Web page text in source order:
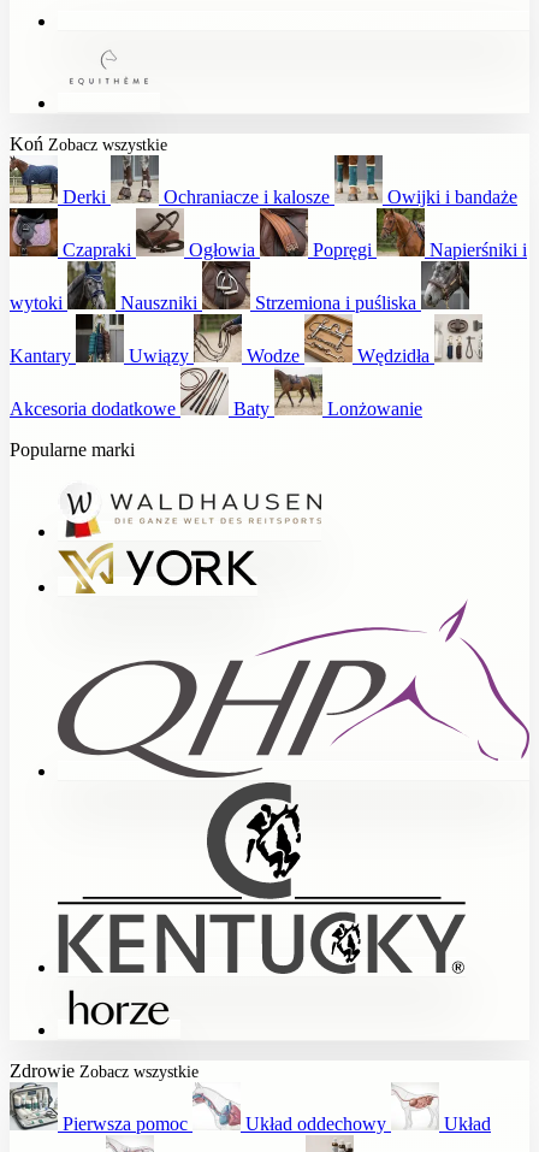
Koń Zobacz wszystkie
Derki Ochraniacze i kalosze Owijki i bandaże
Czapraki Ogłowia Popręgi Napierśniki i
wytoki Nauszniki Strzemiona i puśliska
Kantary Uwiązy Wodze Wędzidła
Akcesoria dodatkowe Baty
Lonżowanie
Popularne marki
Zdrowie Zobacz wszystkie
Pierwsza pomoc Układ oddechowy Układ